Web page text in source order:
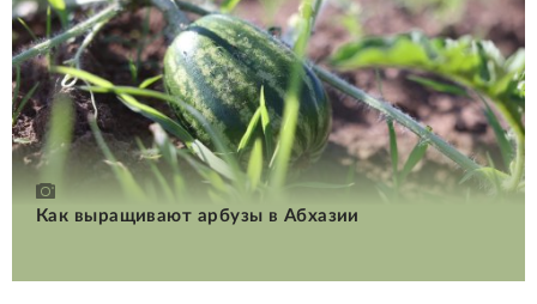
Как выращивают арбузы в Абхазии